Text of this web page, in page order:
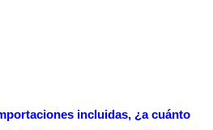
incluidas, ¿a cuánto